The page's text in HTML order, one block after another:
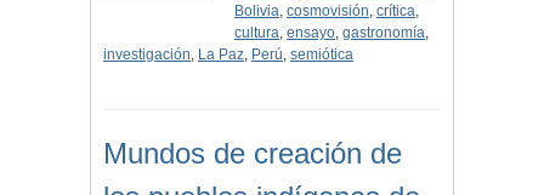
Bolivia,cosmovisión,crítica,
cultura,ensayo,gastronomía,
investigación, La Paz, Perú, semiótica
Mundos de creación de